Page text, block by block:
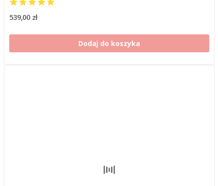
539,00 zł
Dodaj do koszyka